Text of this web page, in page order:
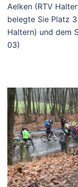
Aelken (RTV
belegte Sie Platz
Haltern) und dem
03)